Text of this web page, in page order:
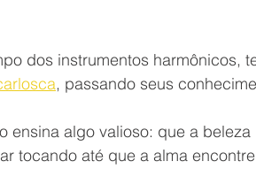
dos instrumentos harmônicos,
, passando seus
ensina algo valioso: que a
tocando até que a alma